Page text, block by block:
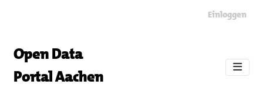
Einloggen
Open Data
Portal Aachen